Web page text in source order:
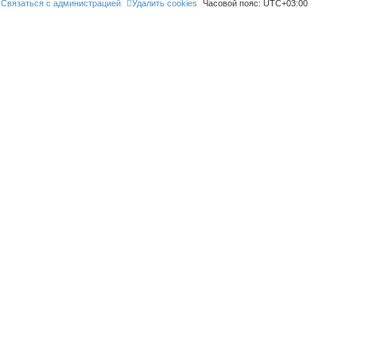
Часовой пояс: UTC+03:00
Удалить cookies
Связаться с администрацией